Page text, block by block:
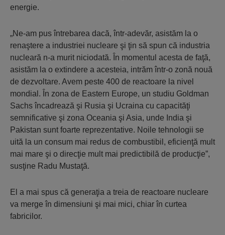
energie.
„Ne-am pus întrebarea dacă, într-adevăr, asistăm la o
renaştere a industriei nucleare şi ţin să spun că industria
nucleară n-a murit niciodată. În momentul acesta de faţă,
asistăm la o extindere a acesteia, intrăm într-o zonă nouă
de dezvoltare. Avem peste 400 de reactoare la nivel
mondial. În zona de Eastern Europe, un studiu Goldman
Sachs încadrează şi Rusia şi Ucraina cu capacităţi
semnificative şi zona Oceania şi Asia, unde India şi
Pakistan sunt foarte reprezentative. Noile tehnologii se
uită la un consum mai redus de combustibil, eficienţă mult
mai mare şi o direcţie mult mai predictibilă de producţie”,
susţine Radu Mustaţă.
El a mai spus că generaţia a treia de reactoare nucleare
va merge în dimensiuni şi mai mici, chiar în curtea
fabricilor.